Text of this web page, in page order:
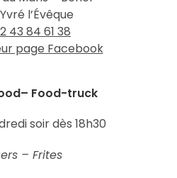
l’Évêque
43 84 61 38
page Facebook
Food-truck
soir dès 18h30
– Frites